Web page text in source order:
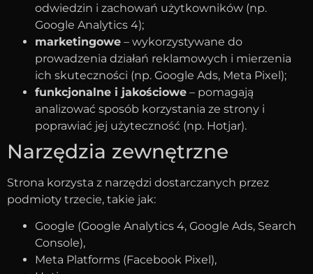
odwiedzin i zachowań użytkowników (np.
Google Analytics 4);
marketingowe – wykorzystywane do
prowadzenia działań reklamowych i mierzenia
ich skuteczności (np. Google Ads, Meta Pixel);
funkcjonalne i jakościowe – pomagają
analizować sposób korzystania ze strony i
poprawiać jej użyteczność (np. Hotjar).
Narzędzia zewnętrzne
Strona korzysta z narzędzi dostarczanych przez
podmioty trzecie, takie jak:
Google (Google Analytics 4, Google Ads, Search
Console),
Meta Platforms (Facebook Pixel),